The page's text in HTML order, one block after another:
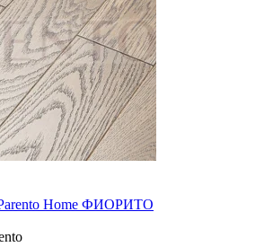
Home ФИОРИТО